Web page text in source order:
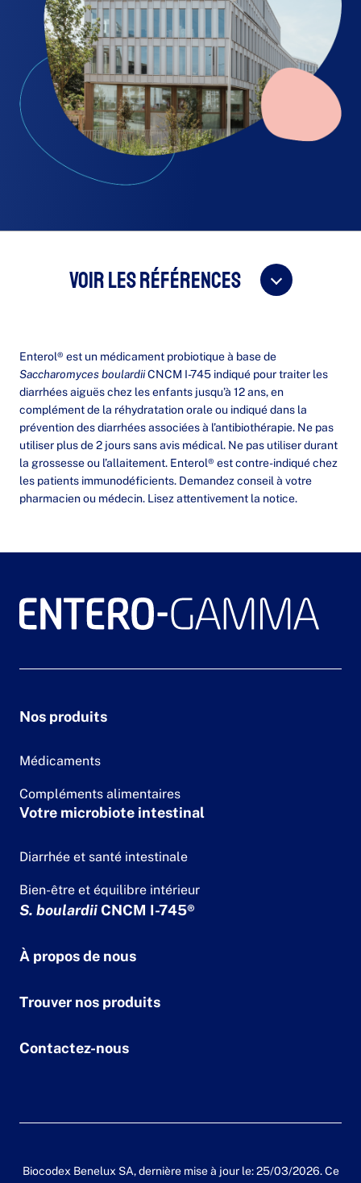
Voir les références
Enterol® est un médicament probiotique à base de
Saccharomyces boulardiiCNCM I-745 indiqué pour traiter les
diarrhées aiguës chez les enfants jusqu’à 12 ans, en
complément de la réhydratation orale ou indiqué dans la
prévention des diarrhées associées à l’antibiothérapie. Ne pas
utiliser plus de 2 jours sans avis médical. Ne pas utiliser durant
la grossesse ou l’allaitement. Enterol® est contre-indiqué chez
les patients immunodéficients. Demandez conseil à votre
pharmacien ou médecin. Lisez attentivement la notice.
Nos produits
Médicaments
Compléments alimentaires
Votre microbiote intestinal
Diarrhée et santé intestinale
Bien-être et équilibre intérieur
S. boulardiiCNCM I-745®
À propos de nous
Trouver nos produits
Contactez-nous
Biocodex Benelux SA, dernière mise à jour le: 25/03/2026. Ce